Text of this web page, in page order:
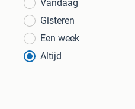
Vandaag
Gisteren
Een week
Altijd